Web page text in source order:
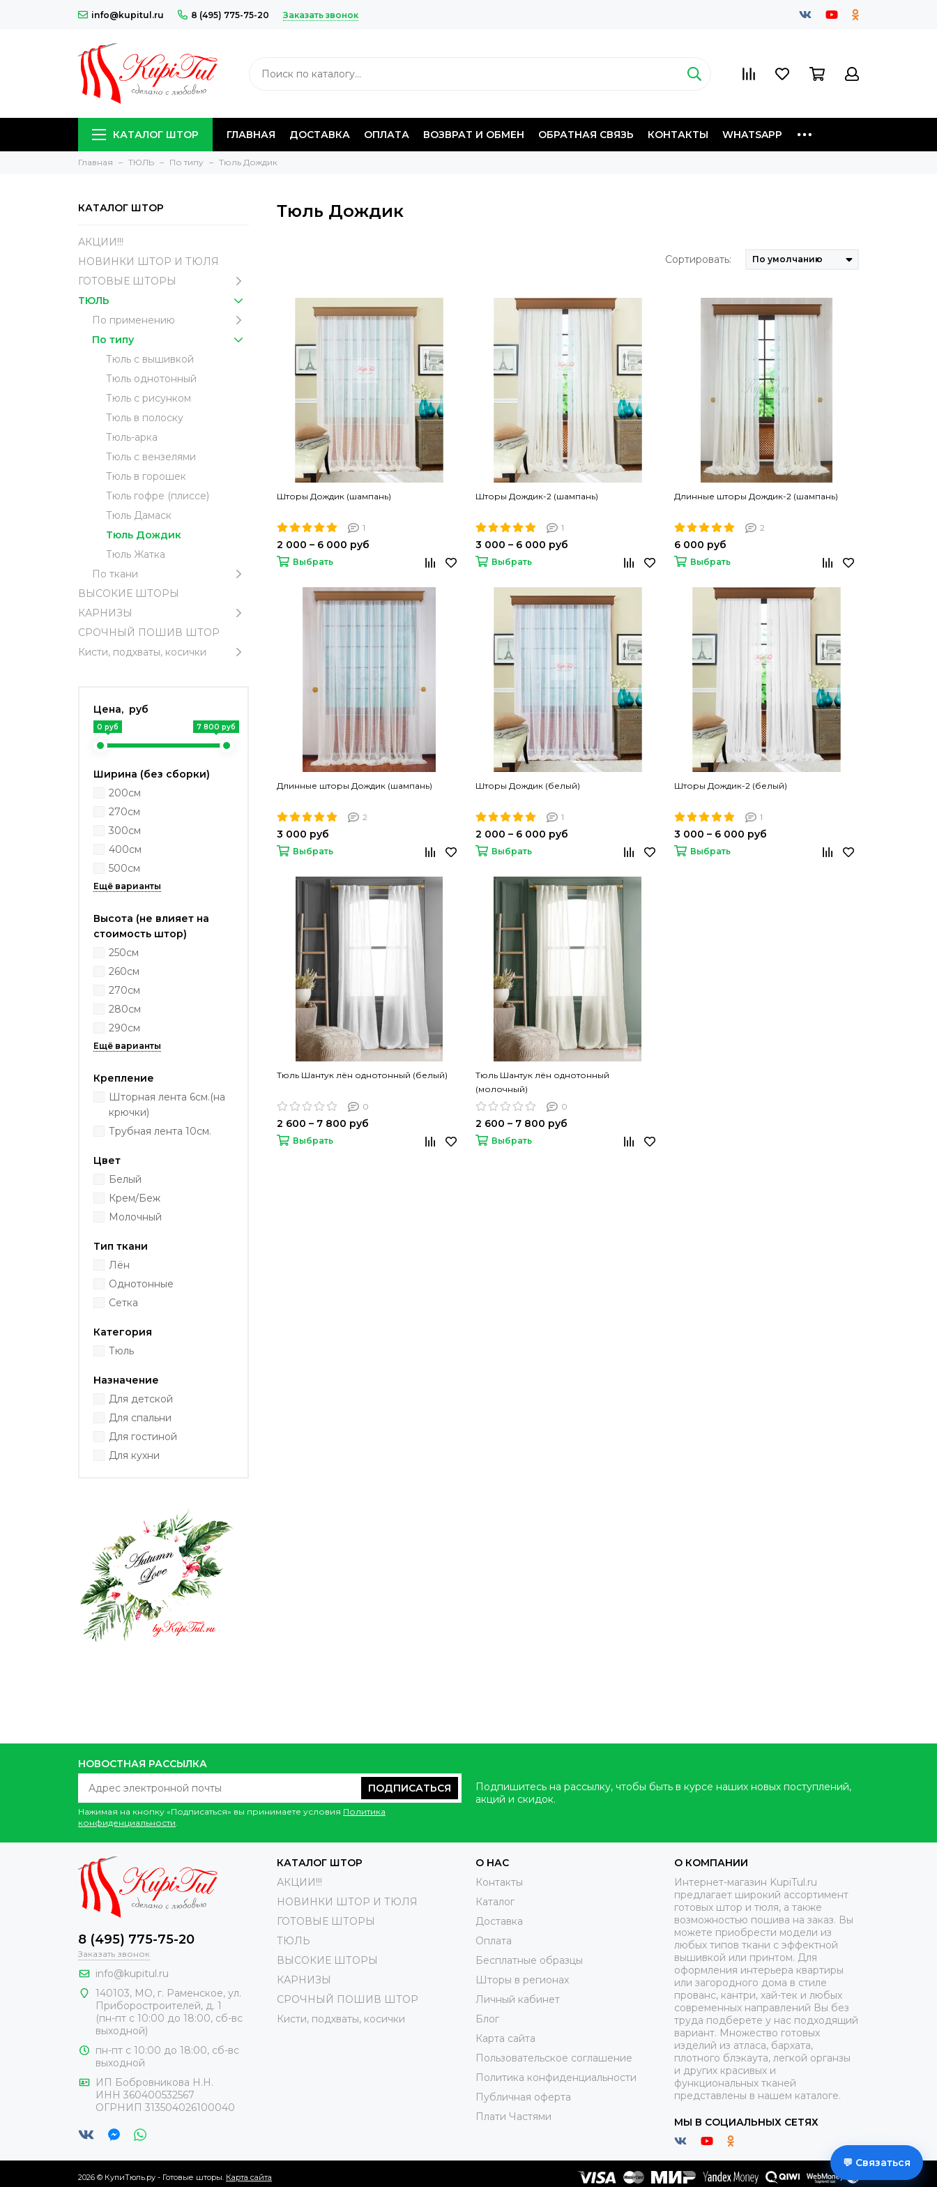
info@kupitul.ru 8 (495) 775-75-20 Заказать звонок
КАТАЛОГ ШТОР ГЛАВНАЯ ДОСТАВКА ОПЛАТА ВОЗВРАТ И ОБМЕН ОБРАТНАЯ СВЯЗЬ КОНТАКТЫ WHATSAPP
Главная ТЮЛЬ По типу Тюль Дождик
КАТАЛОГ ШТОР
АКЦИИ!!!
НОВИНКИ ШТОР И ТЮЛЯ
ГОТОВЫЕ ШТОРЫ
ТЮЛЬ
По применению
По типу
Тюль с вышивкой
Тюль однотонный
Тюль с рисунком
Тюль в полоску
Тюль-арка
Тюль с вензелями
Тюль в горошек
Тюль гофре (плиссе)
Тюль Дамаск
Тюль Дождик
Тюль Жатка
По ткани
ВЫСОКИЕ ШТОРЫ
КАРНИЗЫ
СРОЧНЫЙ ПОШИВ ШТОР
Кисти, подхваты, косички
Цена, руб
0 руб 7 800 руб
Ширина (без сборки)
200см
270см
300см
400см
500см
Высота (не влияет на
стоимость штор)
250см
260см
270см
280см
290см
Крепление
Шторная лента 6см.(на
крючки)
Трубная лента 10см.
Цвет
Белый
Крем/Беж
Молочный
Тип ткани
Лён
Однотонные
Сетка
Категория
Тюль
Назначение
Для детской
Для спальни
Для гостиной
Для кухни
Тюль Дождик
Сортировать:
Шторы Дождик (шампань)
1
2 000 – 6 000 руб
Выбрать
Шторы Дождик-2 (шампань)
1
3 000 – 6 000 руб
Выбрать
Длинные шторы Дождик-2 (шампань)
2
6 000 руб
Выбрать
Длинные шторы Дождик (шампань)
2
3 000 руб
Выбрать
Шторы Дождик (белый)
1
2 000 – 6 000 руб
Выбрать
Шторы Дождик-2 (белый)
1
3 000 – 6 000 руб
Выбрать
Тюль Шантук лён однотонный (белый)
0
2 600 – 7 800 руб
Выбрать
Тюль Шантук лён однотонный
(молочный)
0
2 600 – 7 800 руб
Выбрать
НОВОСТНАЯ РАССЫЛКА
ПОДПИСАТЬСЯ
Нажимая на кнопку «Подписаться» вы принимаете условия Политика
конфиденциальности.
Подпишитесь на рассылку, чтобы быть в курсе наших новых поступлений,
акций и скидок.
8 (495) 775-75-20
Заказать звонок
info@kupitul.ru
140103, МО, г. Раменское, ул.
Приборостроителей, д. 1
(пн-пт с 10:00 до 18:00, сб-вс
выходной)
пн-пт с 10:00 до 18:00, сб-вс
выходной
ИП Бобровникова Н.Н.
ИНН 360400532567
ОГРНИП 313504026100040
КАТАЛОГ ШТОР
АКЦИИ!!!
НОВИНКИ ШТОР И ТЮЛЯ
ГОТОВЫЕ ШТОРЫ
ТЮЛЬ
ВЫСОКИЕ ШТОРЫ
КАРНИЗЫ
СРОЧНЫЙ ПОШИВ ШТОР
Кисти, подхваты, косички
О НАС
Контакты
Каталог
Доставка
Оплата
Бесплатные образцы
Шторы в регионах
Личный кабинет
Блог
Карта сайта
Пользовательское соглашение
Политика конфиденциальности
Публичная оферта
Плати Частями
О КОМПАНИИ
Интернет-магазин KupiTul.ru
предлагает широкий ассортимент
готовых штор и тюля, а также
возможностью пошива на заказ. Вы
можете приобрести модели из
любых типов ткани с эффектной
вышивкой или принтом. Для
оформления интерьера квартиры
или загородного дома в стиле
прованс, кантри, хай-тек и любых
современных направлений Вы без
труда подберете у нас подходящий
вариант. Множество готовых
изделий из атласа, бархата,
плотного блэкаута, легкой органзы
и других красивых и
функциональных тканей
представлены в нашем каталоге.
МЫ В СОЦИАЛЬНЫХ СЕТЯХ
2026 © КупиТюль.ру - Готовые шторы. Карта сайта
💬 Связаться